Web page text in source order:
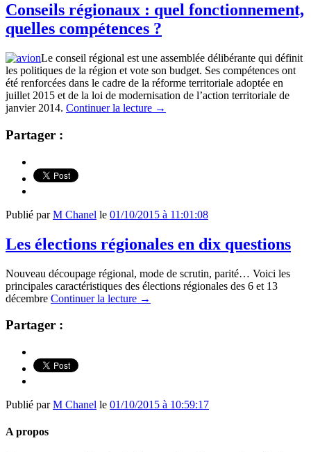
Conseils régionaux : quel fonctionnement,
quelles compétences ?
Le conseil régional est une assemblée délibérante qui définit
les politiques de la région et vote son budget. Ses compétences ont
été renforcées dans le cadre de la réforme territoriale adoptée en
juillet 2015 et de la loi de modernisation de l’action territoriale de
janvier 2014. Continuer la lecture →
Partager :
Publié parM Chanel le 01/10/2015 à 11:01:08
Les élections régionales en dix questions
Nouveau découpage régional, mode de scrutin, parité… Voici les
principales caractéristiques des élections régionales des 6 et 13
décembre Continuer la lecture →
Partager :
Publié parM Chanel le 01/10/2015 à 10:59:17
A propos